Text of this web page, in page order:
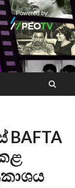
BAFTA